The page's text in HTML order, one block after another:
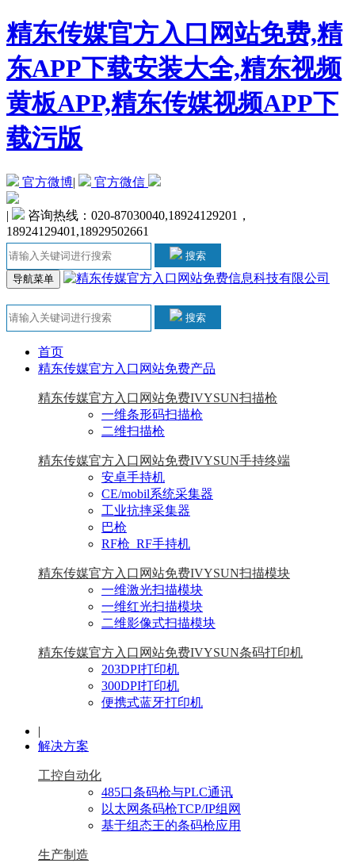
精东传媒官方入口网站免费,精
东APP下载安装大全,精东视频
黄板APP,精东传媒视频APP下
载污版
官方微博| 官方微信
|
咨询热线：020-87030040,18924129201，
18924129401,18929502661
搜索
导航菜单
搜索
首页
精东传媒官方入口网站免费产品
精东传媒官方入口网站免费IVYSUN扫描枪
一维条形码扫描枪
二维扫描枪
精东传媒官方入口网站免费IVYSUN手持终端
安卓手持机
CE/mobil系统采集器
工业抗摔采集器
巴枪
RF枪_RF手持机
精东传媒官方入口网站免费IVYSUN扫描模块
一维激光扫描模块
一维红光扫描模块
二维影像式扫描模块
精东传媒官方入口网站免费IVYSUN条码打印机
203DPI打印机
300DPI打印机
便携式蓝牙打印机
|
解决方案
工控自动化
485口条码枪与PLC通讯
以太网条码枪TCP/IP组网
基于组态王的条码枪应用
生产制造